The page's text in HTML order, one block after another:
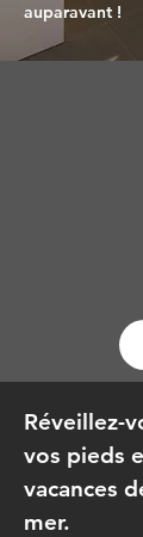
auparavant !
Réveillez-
vos pieds
vacances
mer.